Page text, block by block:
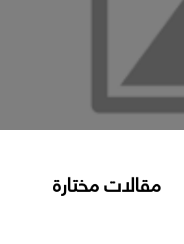
مقالات مختارة